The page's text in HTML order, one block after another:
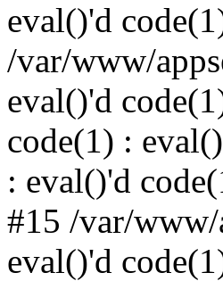
eval()'d
/var/www/
eval()'d
code(1) :
: eval()'d
#15 /var/
eval()'d